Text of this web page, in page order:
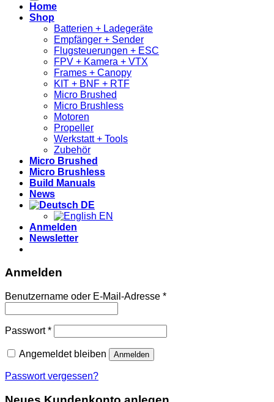
Home
Shop
Batterien + Ladegeräte
Empfänger + Sender
Flugsteuerungen + ESC
FPV + Kamera + VTX
Frames + Canopy
KIT + BNF + RTF
Micro Brushed
Micro Brushless
Motoren
Propeller
Werkstatt + Tools
Zubehör
Micro Brushed
Micro Brushless
Build Manuals
News
DE
EN
Anmelden
Newsletter
Anmelden
Benutzername oder E-Mail-Adresse *Erforderlich
Passwort*Erforderlich
Angemeldet bleiben Anmelden
Passwort vergessen?